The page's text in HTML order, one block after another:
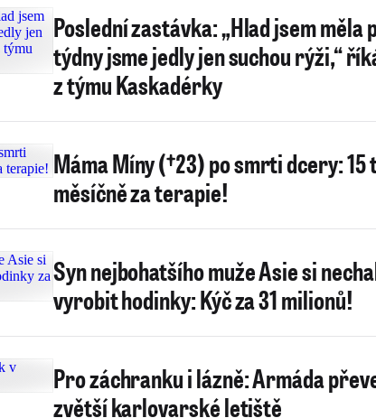
Poslední zastávka: „Hlad jsem měla
týdny jsme jedly jen suchou rýži,“
z týmu Kaskadérky
Máma Míny (†23) po smrti dcery: 15
měsíčně za terapie!
Syn nejbohatšího muže Asie si
vyrobit hodinky: Kýč za 31 milionů!
Pro záchranku i lázně: Armáda
zvětší karlovarské letiště